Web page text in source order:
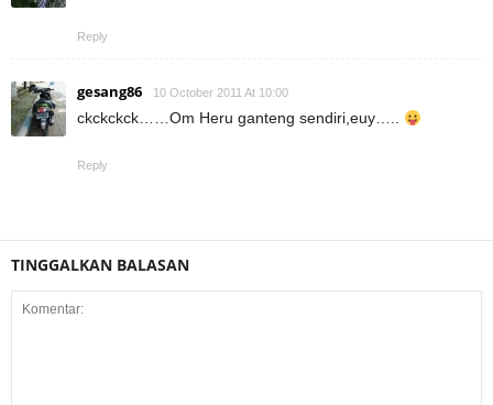
Reply
gesang86 10 October 2011 At 10:00
ckckckck……Om Heru ganteng sendiri,euy…..
Reply
TINGGALKAN BALASAN